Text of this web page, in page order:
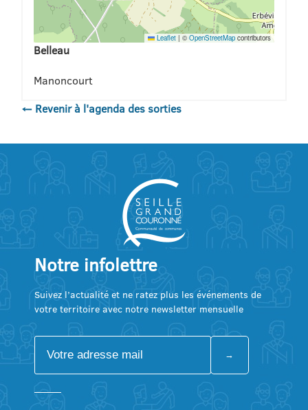
Leaflet | ©OpenStreetMap contributors
Belleau
Manoncourt
← Revenir à l'agenda des sorties
Notre infolettre
Suivez l’actualité et ne ratez plus les événements de
votre territoire avec notre newsletter mensuelle